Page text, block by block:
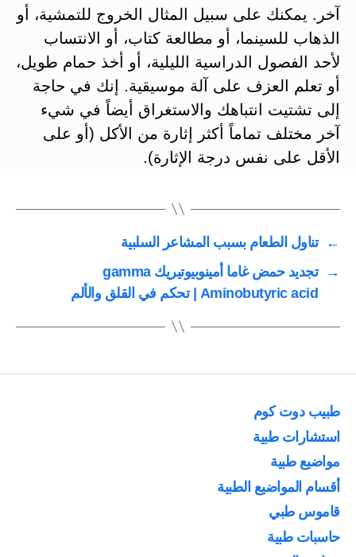
آخر. يمكنك على سبيل المثال الخروج للتمشية، أو
الذهاب للسينما، أو مطالعة كتاب، أو الانتساب
لأحد الفصول الدراسية الليلية، أو أخذ حمام طويل،
أو تعلم العزف على آلة موسيقية. إنك في حاجة
إلى تشتيت انتباهك والاستغراق أيضاً في شيء
آخر مختلف تماماً أكثر إثارة من الأكل (أو على
الأقل على نفس درجة الإثارة).
←
تناول الطعام بسبب المشاعر السلبية
→
تجديد حمض غاما أمينوبيوتيريك gamma
Aminobutyric acid | تحكم في القلق والألم
طبيب دوت كوم
استشارات طبية
مواضيع طبية
أقسام المواضيع الطبية
قاموس طبي
حاسبات طبية